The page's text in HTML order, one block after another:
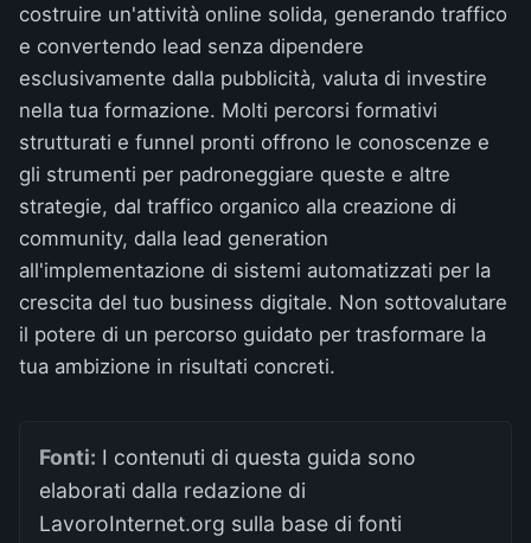
costruire un'attività online solida, generando traffico
e convertendo lead senza dipendere
esclusivamente dalla pubblicità, valuta di investire
nella tua formazione. Molti percorsi formativi
strutturati e funnel pronti offrono le conoscenze e
gli strumenti per padroneggiare queste e altre
strategie, dal traffico organico alla creazione di
community, dalla lead generation
all'implementazione di sistemi automatizzati per la
crescita del tuo business digitale. Non sottovalutare
il potere di un percorso guidato per trasformare la
tua ambizione in risultati concreti.
Fonti: I contenuti di questa guida sono
elaborati dalla redazione di
LavoroInternet.org sulla base di fonti